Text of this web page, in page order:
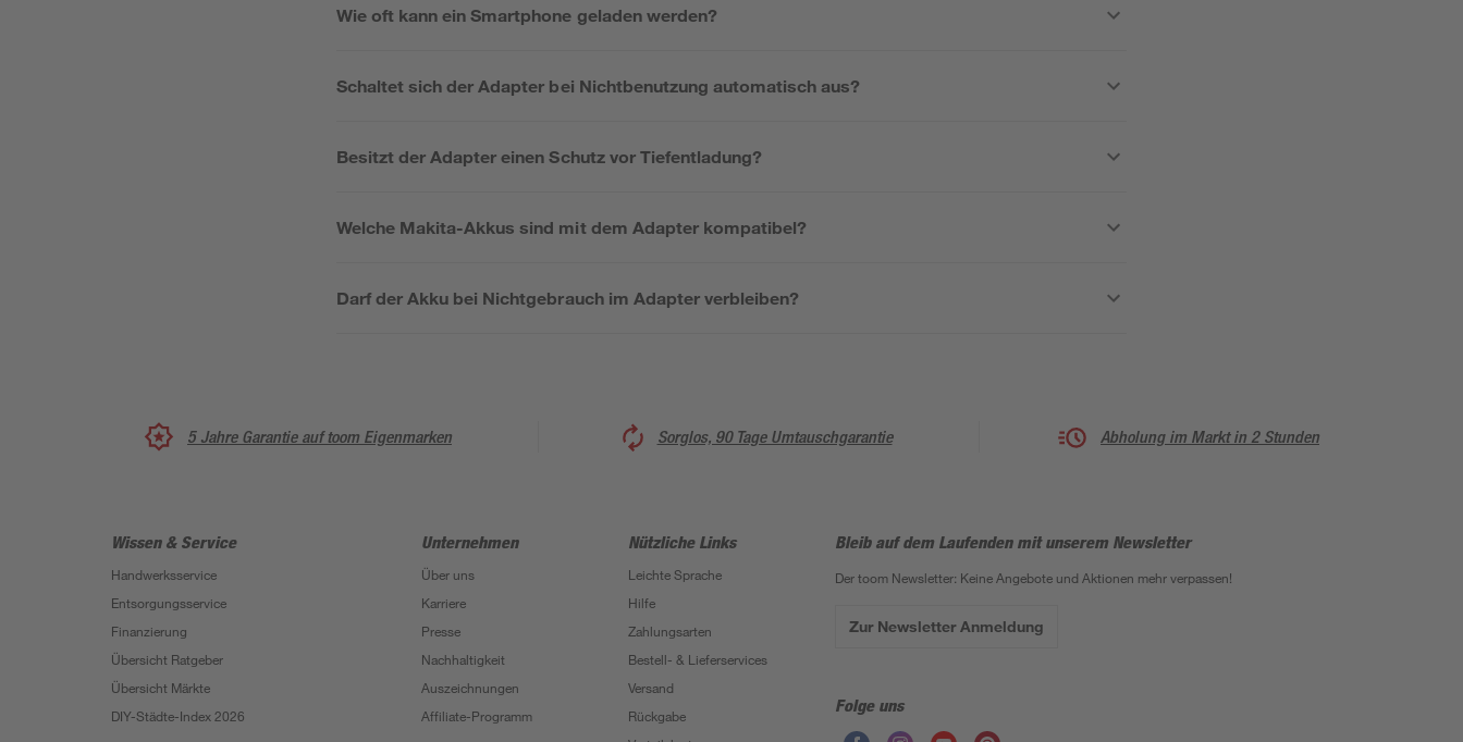
Wie oft kann ein Smartphone geladen werden?
Schaltet sich der Adapter bei Nichtbenutzung automatisch aus?
Besitzt der Adapter einen Schutz vor Tiefentladung?
Welche Makita-Akkus sind mit dem Adapter kompatibel?
Darf der Akku bei Nichtgebrauch im Adapter verbleiben?
5 Jahre Garantie auf toom Eigenmarken Sorglos, 90 Tage Umtauschgarantie Abholung im Markt in 2 Stunden
Wissen & Service
Handwerksservice
Entsorgungsservice
Finanzierung
Übersicht Ratgeber
Übersicht Märkte
DIY-Städte-Index 2026
Unternehmen
Über uns
Karriere
Presse
Nachhaltigkeit
Auszeichnungen
Affiliate-Programm
Nützliche Links
Leichte Sprache
Hilfe
Zahlungsarten
Bestell- & Lieferservices
Versand
Rückgabe
Bleib auf dem Laufenden mit unserem Newsletter
Der toom Newsletter: Keine Angebote und Aktionen mehr verpassen!
Zur Newsletter Anmeldung
Folge uns